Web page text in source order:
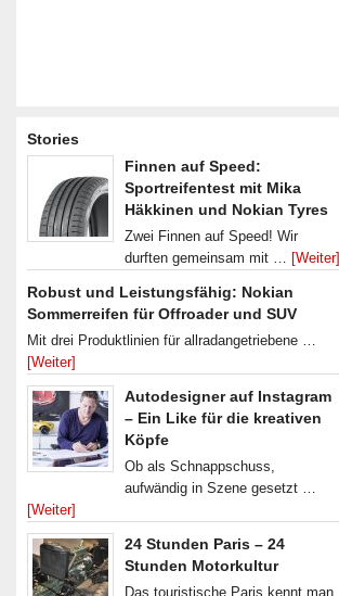
Stories
Finnen auf Speed:
Sportreifentest mit Mika
Häkkinen und Nokian Tyres
Zwei Finnen auf Speed! Wir
durften gemeinsam mit … [Weiter]
Robust und Leistungsfähig: Nokian
Sommerreifen für Offroader und SUV
Mit drei Produktlinien für allradangetriebene …
[Weiter]
Autodesigner auf Instagram
– Ein Like für die kreativen
Köpfe
Ob als Schnappschuss,
aufwändig in Szene gesetzt …
[Weiter]
24 Stunden Paris – 24
Stunden Motorkultur
Das touristische Paris kennt man